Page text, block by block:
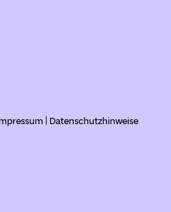
Datenschutzhinweise